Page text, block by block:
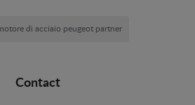
di acciaio peugeot partner
Contact